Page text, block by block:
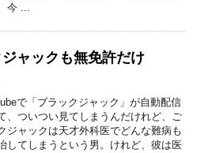
今 ...
ャックも無免許だけ
で「ブラックジャック」が自動配信
、ついつい見てしまうんだけれど、ご
ジャックは天才外科医でどんな難病も
してしまうという男。けれど、彼は医